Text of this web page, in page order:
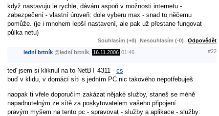
když nastavuju ie rychle, dávám aspoň v možnosti internetu -
zabezpečení - vlastní úroveň: dole vyberu max - snad to něčemu
pomůže. (je i mnohem lepší nastavení, ale pak už přestane fungovat
půlka netu)
Souhlasím (+0) Nesouhlasím (-0) Odpovědět
lední brtník @lední brtník 16.11.2006 01:46 #22
teď jsem si kliknul na to NetBT 4311 - cs
buď v klidu, v domácí síti s jedním PC nic takového nepotřebuješ
naopak ti vřele doporučím zakázat nějaké služby, staneš se méně
napadnutelným ze sítě za poskytovatelem vašeho připojení.
pravým myšem na tento pc - spravovat - služby a aplikace - služby: